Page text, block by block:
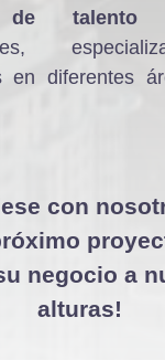
de talento
en diferentes
con
negocio a
alturas!